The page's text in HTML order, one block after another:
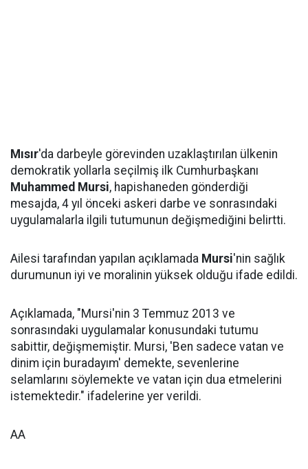
Mısır'da darbeyle görevinden uzaklaştırılan ülkenin
demokratik yollarla seçilmiş ilk Cumhurbaşkanı
Muhammed Mursi, hapishaneden gönderdiği
mesajda, 4 yıl önceki askeri darbe ve sonrasındaki
uygulamalarla ilgili tutumunun değişmediğini belirtti.
Ailesi tarafından yapılan açıklamada Mursi'nin sağlık
durumunun iyi ve moralinin yüksek olduğu ifade edildi.
Açıklamada, "Mursi'nin 3 Temmuz 2013 ve
sonrasındaki uygulamalar konusundaki tutumu
sabittir, değişmemiştir. Mursi, 'Ben sadece vatan ve
dinim için buradayım' demekte, sevenlerine
selamlarını söylemekte ve vatan için dua etmelerini
istemektedir." ifadelerine yer verildi.
AA